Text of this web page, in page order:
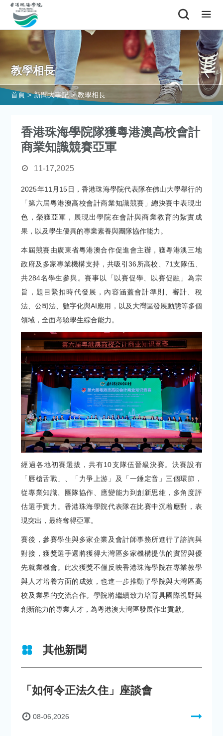
教學相長
首頁 > 新聞大事記 > 教學相長
香港珠海學院隊獲粵港澳高校會計
商業知識競賽亞軍
11-17,2025
2025年11月15日，香港珠海學院代表隊在佛山大學舉行的
「第六屆粵港澳高校會計商業知識競賽」總決賽中表現出
色，榮獲亞軍，展現出學院在會計與商業教育的紮實成
果，以及學生優異的專業素養與團隊協作能力。
本屆競賽由廣東省粵港澳合作促進會主辦，獲粵港澳三地
政府及多家專業機構支持，共吸引36所高校、71支隊伍、
共284名學生參與。賽事以「以賽促學、以賽促融」為宗
旨，題目緊扣時代發展，內容涵蓋會計準則、審計、稅
法、公司法、數字化與AI應用，以及大灣區發展動態等多個
領域，全面考驗學生綜合能力。
經過各地初賽選拔，共有10支隊伍晉級決賽。決賽設有
「唇槍舌戰」、「力爭上游」及「一錘定音」三個環節，
從專業知識、團隊協作、應變能力到創新思維，多角度評
估選手實力。香港珠海學院代表隊在比賽中沉着應對，表
現突出，最終奪得亞軍。
賽後，參賽學生與多家企業及會計師事務所進行了諮詢與
對接，獲獎選手還將獲得大灣區多家機構提供的實習與優
先就業機會。此次獲獎不僅反映香港珠海學院在專業教學
與人才培養方面的成效，也進一步推動了學院與大灣區高
校及業界的交流合作。學院將繼續致力培育具國際視野與
創新能力的專業人才，為粵港澳大灣區發展作出貢獻。
其他新聞
「如何令正法久住」座談會
08-06,2026